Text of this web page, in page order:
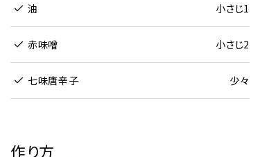
油 小さじ1
赤味噌 小さじ2
七味唐辛子 少々
作り方